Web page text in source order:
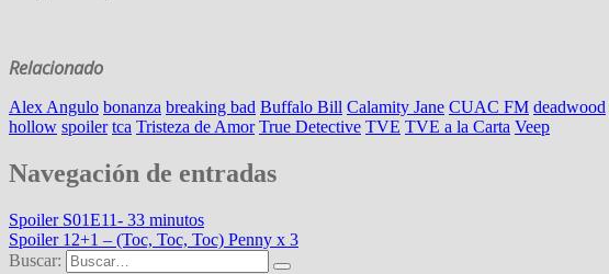
Relacionado
Alex Angulo bonanza breaking bad Buffalo Bill Calamity Jane CUAC FM deadwood
hollow spoiler tca Tristeza de Amor True Detective TVE TVE a la Carta Veep
Navegación de entradas
Spoiler S01E11- 33 minutos
Spoiler 12+1 – (Toc, Toc, Toc) Penny x 3
Buscar: